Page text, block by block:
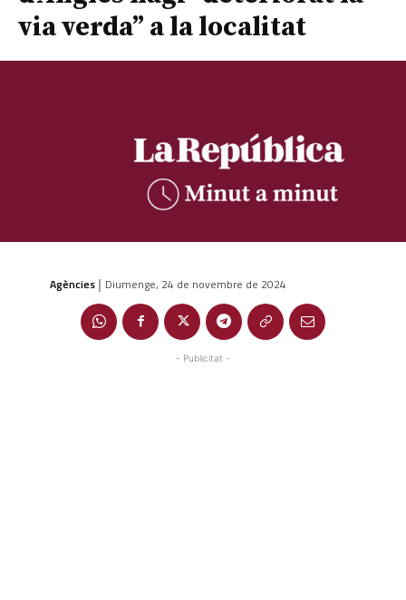
via verda” a la localitat
Agències | Diumenge, 24 de novembre de 2024
- Publicitat -